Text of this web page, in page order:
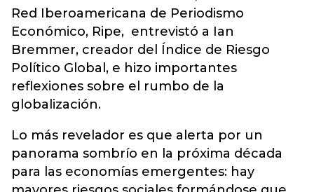
Red Iberoamericana de Periodismo
Económico, Ripe, entrevistó a Ian
Bremmer, creador del Índice de Riesgo
Político Global, e hizo importantes
reflexiones sobre el rumbo de la
globalización.
Lo más revelador es que alerta por un
panorama sombrío en la próxima década
para las economías emergentes: hay